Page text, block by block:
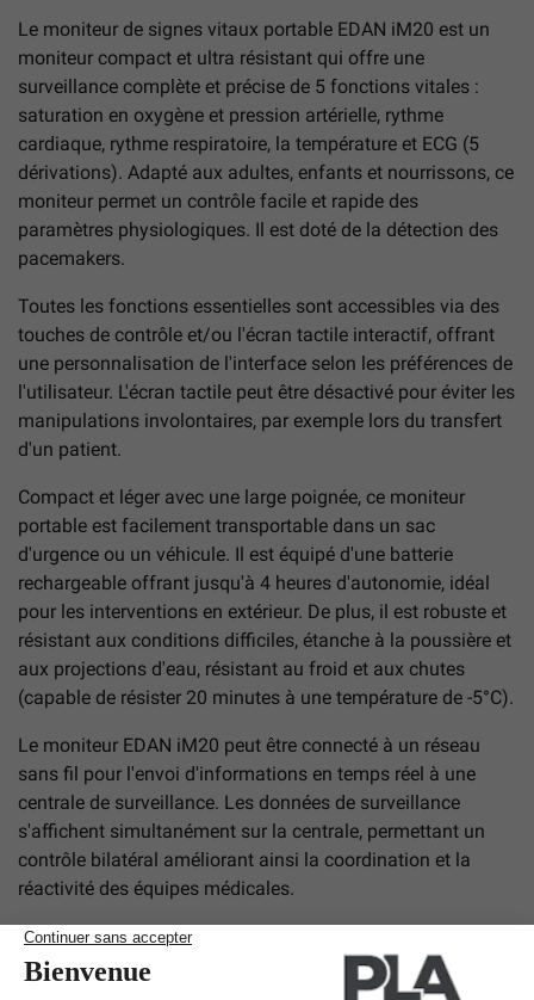
Le moniteur de signes vitaux portable EDAN iM20 est un
moniteur compact et ultra résistant qui offre une
surveillance complète et précise de 5 fonctions vitales :
saturation en oxygène et pression artérielle, rythme
cardiaque, rythme respiratoire, la température et ECG (5
dérivations). Adapté aux adultes, enfants et nourrissons, ce
moniteur permet un contrôle facile et rapide des
paramètres physiologiques. Il est doté de la détection des
pacemakers.
Toutes les fonctions essentielles sont accessibles via des
touches de contrôle et/ou l'écran tactile interactif, offrant
une personnalisation de l'interface selon les préférences de
l'utilisateur. L'écran tactile peut être désactivé pour éviter les
manipulations involontaires, par exemple lors du transfert
d'un patient.
Compact et léger avec une large poignée, ce moniteur
portable est facilement transportable dans un sac
d'urgence ou un véhicule. Il est équipé d'une batterie
rechargeable offrant jusqu'à 4 heures d'autonomie, idéal
pour les interventions en extérieur. De plus, il est robuste et
résistant aux conditions difficiles, étanche à la poussière et
aux projections d'eau, résistant au froid et aux chutes
(capable de résister 20 minutes à une température de -5°C).
Le moniteur EDAN iM20 peut être connecté à un réseau
sans fil pour l'envoi d'informations en temps réel à une
centrale de surveillance. Les données de surveillance
s'affichent simultanément sur la centrale, permettant un
contrôle bilatéral améliorant ainsi la coordination et la
réactivité des équipes médicales.